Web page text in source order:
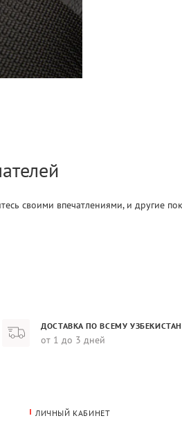
своими впечатлениями, и другие
ДОСТАВКА ПО ВСЕМУ
от 1 до 3 дней
ЛИЧНЫЙ КАБИНЕТ